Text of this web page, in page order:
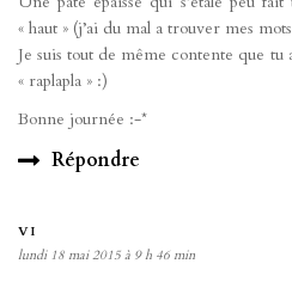
« haut » (j’ai du mal a trouver mes
Je suis tout de même contente que tu
« raplapla » :)
Bonne journée :-*
Répondre
VI
lundi 18 mai 2015 à 9 h 46 min